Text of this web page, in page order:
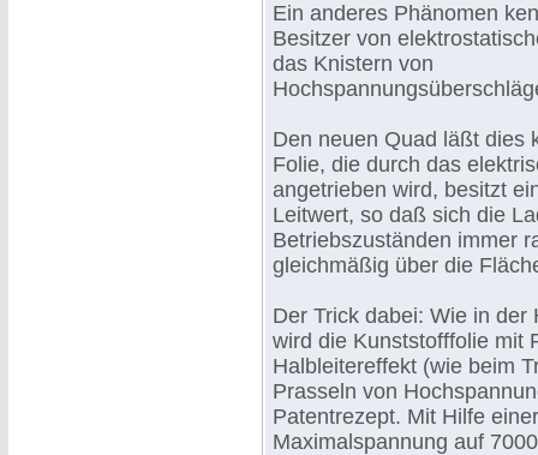
Ein anderes Phänomen
Besitzer von
das Knistern von
Den neuen Quad läßt dies
Folie, die durch das
angetrieben wird, besitzt
Leitwert, so daß sich die
Betriebszuständen immer
gleichmäßig über die
Der Trick dabei: Wie in der
wird die Kunststofffolie mit
Halbleitereffekt (wie beim
Prasseln von
Patentrezept. Mit Hilfe
Maximalspannung auf